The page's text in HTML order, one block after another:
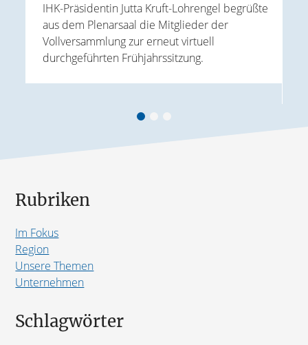
IHK-Präsidentin Jutta Kruft-Lohrengel begrüßte
aus dem Plenarsaal die Mitglieder der
Vollversammlung zur erneut virtuell
durchgeführten Frühjahrssitzung.
Rubriken
Im Fokus
Region
Unsere Themen
Unternehmen
Schlagwörter